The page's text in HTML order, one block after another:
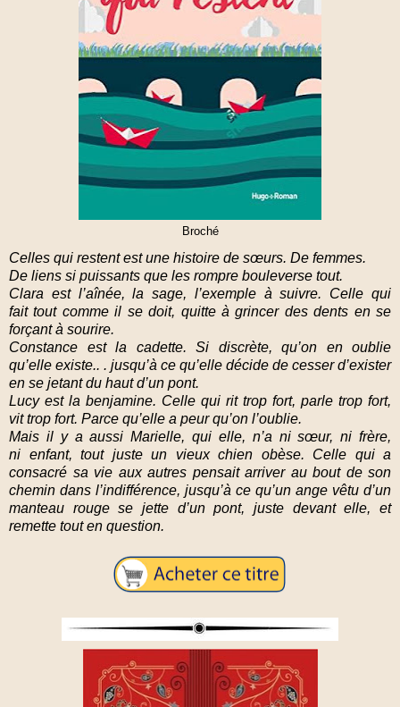
Broché
Celles qui restent est une histoire de sœurs. De femmes.
De liens si puissants que les rompre bouleverse tout.
Clara est l’aînée, la sage, l’exemple à suivre. Celle qui
faittout comme il se doit, quitte à grincer des dents en se
forçantà sourire.
Constance est la cadette. Si discrète, qu’on en oublie
qu’elle existe.. . jusqu’à ce qu’elle décide de cesser d’exister
en se jetant du haut d’un pont.
Lucy est la benjamine. Celle qui rit trop fort, parle trop fort,
vittrop fort. Parce qu’elle a peur qu’on l’oublie.
Mais il y a aussi Marielle, qui elle, n’a ni sœur, ni frère,
ni enfant, tout juste un vieux chien obèse. Celle qui a
consacré sa vie aux autres pensait arriver au bout de son
chemin dans l’indifférence, jusqu’à ce qu’un ange vêtu d’un
manteau rougese jette d’un pont, juste devant elle, et
remette tout en question.